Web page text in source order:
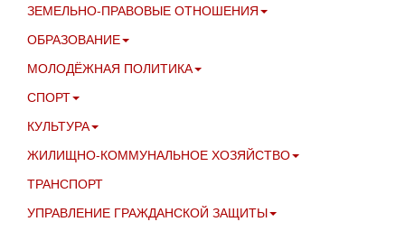
ЗЕМЕЛЬНО-ПРАВОВЫЕ ОТНОШЕНИЯ
ОБРАЗОВАНИЕ
МОЛОДЁЖНАЯ ПОЛИТИКА
СПОРТ
КУЛЬТУРА
ЖИЛИЩНО-КОММУНАЛЬНОЕ ХОЗЯЙСТВО
ТРАНСПОРТ
УПРАВЛЕНИЕ ГРАЖДАНСКОЙ ЗАЩИТЫ